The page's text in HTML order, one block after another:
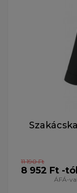
11 190 Ft
8 952 Ft -tól
ÁFÁ-val